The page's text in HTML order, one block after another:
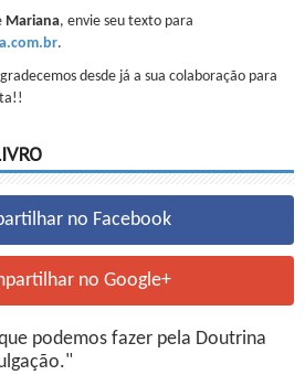
Mariana, envie seu texto para
.
desde já a sua colaboração para
no Facebook
no Google+
podemos fazer pela Doutrina